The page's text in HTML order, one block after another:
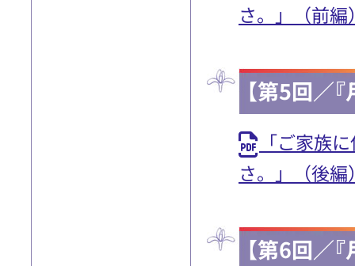
さ。」（前編
【第5回／
「ご家族
さ。」（後編
【第6回／